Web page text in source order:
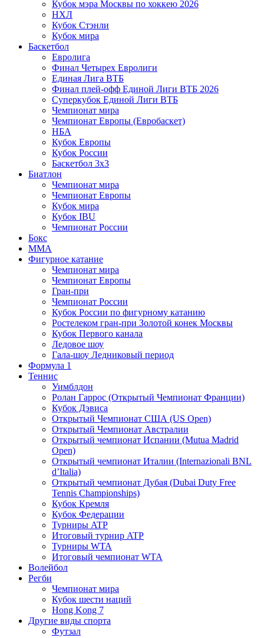
Кубок мэра Москвы по хоккею 2026
НХЛ
Кубок Стэнли
Кубок мира
Баскетбол
Евролига
Финал Четырех Евролиги
Единая Лига ВТБ
Финал плей-офф Единой Лиги ВТБ 2026
Суперкубок Единой Лиги ВТБ
Чемпионат мира
Чемпионат Европы (Евробаскет)
НБА
Кубок Европы
Кубок России
Баскетбол 3х3
Биатлон
Чемпионат мира
Чемпионат Европы
Кубок мира
Кубок IBU
Чемпионат России
Бокс
MMA
Фигурное катание
Чемпионат мира
Чемпионат Европы
Гран-при
Чемпионат России
Кубок России по фигурному катанию
Ростелеком гран-при Золотой конек Москвы
Кубок Первого канала
Ледовое шоу
Гала-шоу Ледниковый период
Формула 1
Теннис
Уимблдон
Ролан Гаррос (Открытый Чемпионат Франции)
Кубок Дэвиса
Открытый Чемпионат США (US Open)
Открытый Чемпионат Австралии
Открытый чемпионат Испании (Mutua Madrid
Open)
Открытый чемпионат Италии (Internazionali BNL
d’Italia)
Открытый чемпионат Дубая (Dubai Duty Free
Tennis Championships)
Кубок Кремля
Кубок Федерации
Турниры ATP
Итоговый турнир ATP
Турниры WTA
Итоговый чемпионат WTA
Волейбол
Регби
Чемпионат мира
Кубок шести наций
Hong Kong 7
Другие виды спорта
Футзал